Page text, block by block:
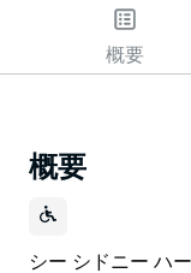
概要
概要
シー シドニー ハ